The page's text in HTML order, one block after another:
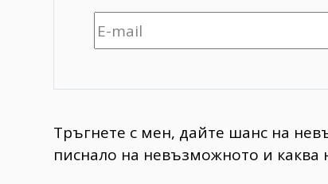
Тръгнете с мен, дайте шанс на
писнало на невъзможното и каква